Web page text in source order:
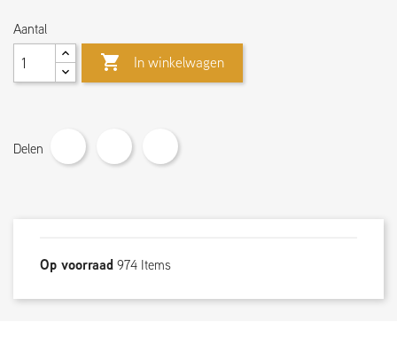
Aantal
 In winkelwagen
Delen
Op voorraad974 Items